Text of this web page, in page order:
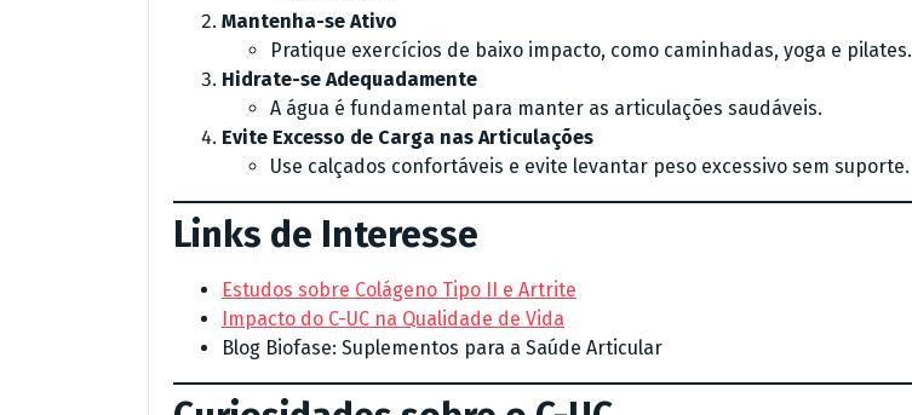
Mantenha-se Ativo
Pratique exercícios de baixo impacto, como caminhadas, yoga e pilates.
Hidrate-se Adequadamente
A água é fundamental para manter as articulações saudáveis.
Evite Excesso de Carga nas Articulações
Use calçados confortáveis e evite levantar peso excessivo sem suporte.
Links de Interesse
Estudos sobre Colágeno Tipo II e Artrite
Impacto do C-UC na Qualidade de Vida
Blog Biofase: Suplementos para a Saúde Articular